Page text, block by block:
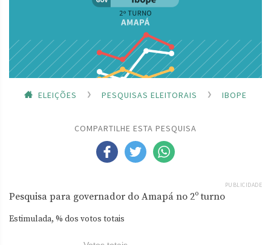
ELEIÇÕES PESQUISAS ELEITORAIS IBOPE
COMPARTILHE ESTA PESQUISA
PUBLICIDADE
Pesquisa para governador do Amapá no 2º turno
Estimulada, % dos votos totais